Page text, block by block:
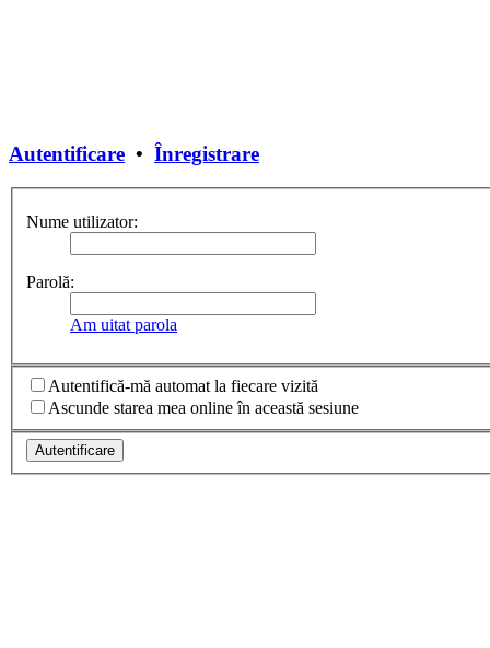
Autentificare • Înregistrare
Nume utilizator:
Parolă:
Am uitat parola
Autentifică-mă automat la fiecare vizită
Ascunde starea mea online în această sesiune